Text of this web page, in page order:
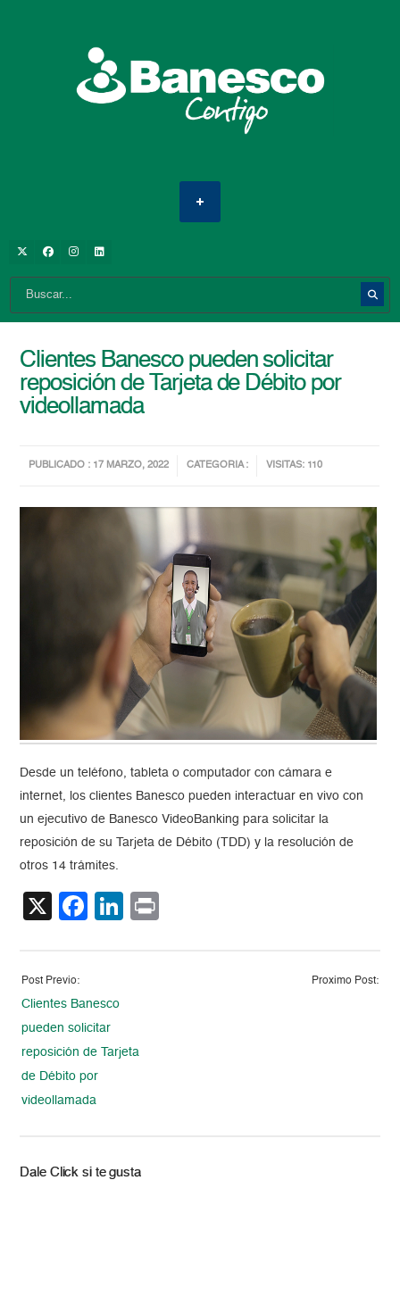
Clientes Banesco pueden solicitar
reposición de Tarjeta de Débito por
videollamada
PUBLICADO : 17 MARZO, 2022 CATEGORIA : VISITAS: 110
Desde un teléfono, tableta o computador con cámara e
internet, los clientes Banesco pueden interactuar en vivo con
un ejecutivo de Banesco VideoBanking para solicitar la
reposición de su Tarjeta de Débito (TDD) y la resolución de
otros 14 trámites.
X Facebook
LinkedIn
Post Previo:
Clientes Banesco
pueden solicitar
reposición de Tarjeta
de Débito por
videollamada
Proximo Post:
Dale Click si te gusta